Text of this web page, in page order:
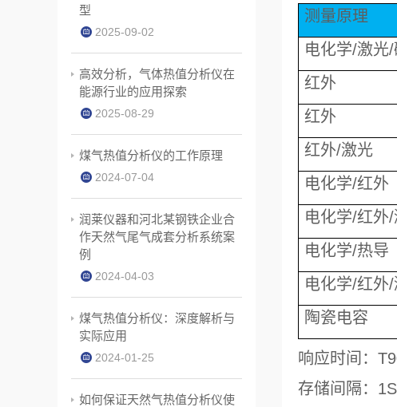
测量原理
电化学/激光
红外
红外
红外/激光
电化学/红外
电化学/红外/
电化学/热导
电化学/红外/
陶瓷电容
响应时间：
存储间隔：
型
2025-09-02
高效分析，气体热值分析仪在
能源行业的应用探索
2025-08-29
煤气热值分析仪的工作原理
2024-07-04
润莱仪器和河北某钢铁企业合
作天然气尾气成套分析系统案
例
2024-04-03
煤气热值分析仪：深度解析与
实际应用
2024-01-25
如何保证天然气热值分析仪使